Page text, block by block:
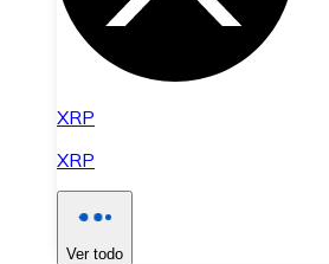
XRP
XRP
Ver todo